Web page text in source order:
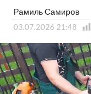
Рамиль Самиров
03.07.2026 21:48